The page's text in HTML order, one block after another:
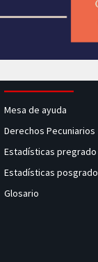
Mesa de ayuda
Derechos Pecuniarios
Estadísticas pregrado
Estadísticas posgrado
Glosario